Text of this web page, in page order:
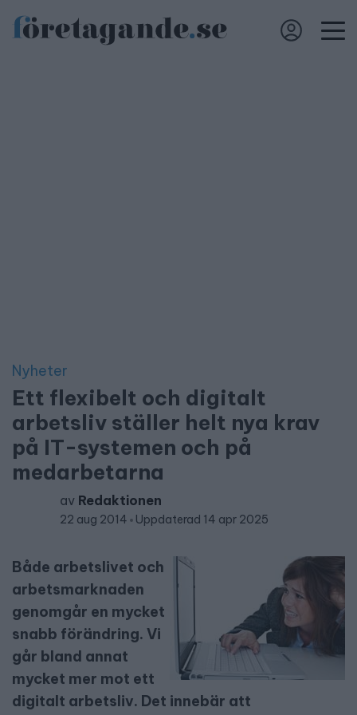
Nyheter
Ett flexibelt och digitalt
arbetsliv ställer helt nya krav
på IT-systemen och på
medarbetarna
av Redaktionen
22 aug 2014 Uppdaterad 14 apr 2025
Både arbetslivet och
arbetsmarknaden
genomgår en mycket
snabb förändring. Vi
går bland annat
mycket mer mot ett
digitalt arbetsliv. Det innebär att